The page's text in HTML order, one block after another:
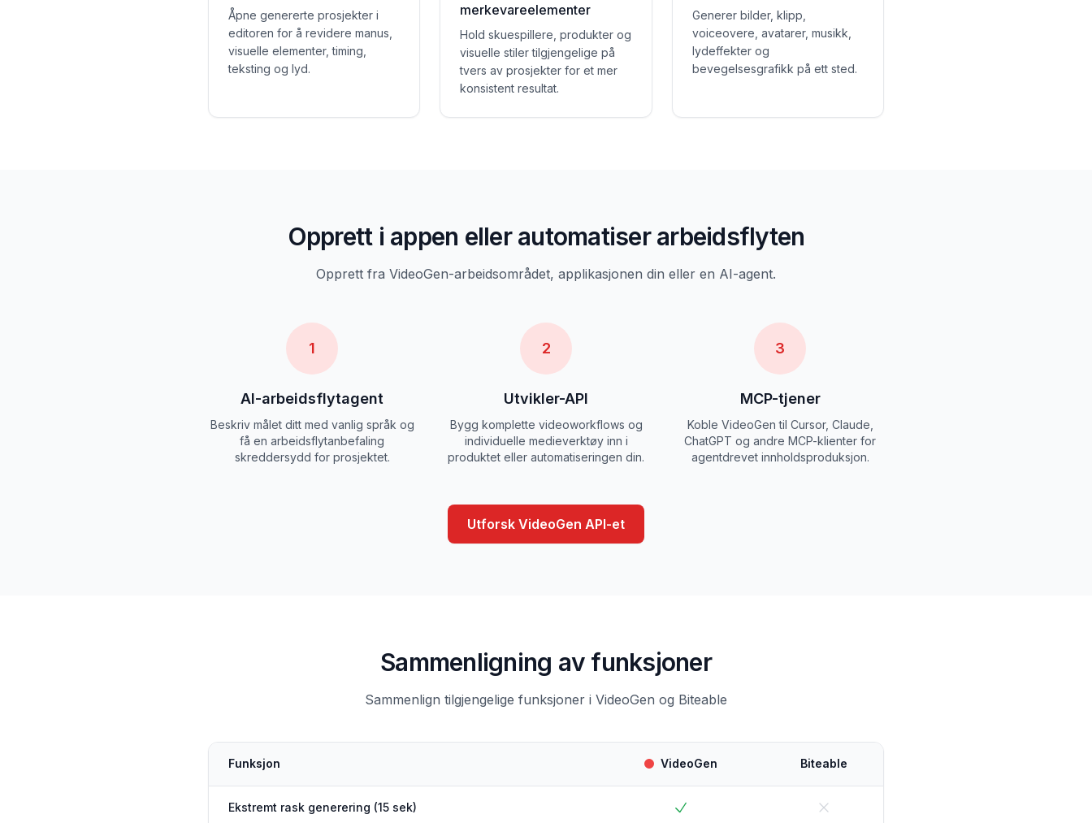
Åpne genererte prosjekter i
editoren for å revidere manus,
visuelle elementer, timing,
teksting og lyd.
merkevareelementer
Hold skuespillere, produkter og
visuelle stiler tilgjengelige på
tvers av prosjekter for et mer
konsistent resultat.
Generer bilder, klipp,
voiceovere, avatarer, musikk,
lydeffekter og
bevegelsesgrafikk på ett sted.
Opprett i appen eller automatiser arbeidsflyten
Opprett fra VideoGen-arbeidsområdet, applikasjonen din eller en AI-agent.
1
AI-arbeidsflytagent
Beskriv målet ditt med vanlig språk og
få en arbeidsflytanbefaling
skreddersydd for prosjektet.
2
Utvikler-API
Bygg komplette videoworkflows og
individuelle medieverktøy inn i
produktet eller automatiseringen din.
3
MCP-tjener
Koble VideoGen til Cursor, Claude,
ChatGPT og andre MCP-klienter for
agentdrevet innholdsproduksjon.
Utforsk VideoGen API-et
Sammenligning av funksjoner
Sammenlign tilgjengelige funksjoner i VideoGen og Biteable
Funksjon VideoGen Biteable
Ekstremt rask generering (15 sek)